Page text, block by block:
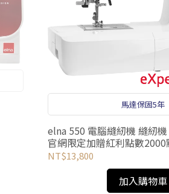
馬達保固5年
elna 550 電腦縫紉機 縫紉
官網限定加贈紅利點數2000
NT$13,800
加入購物車